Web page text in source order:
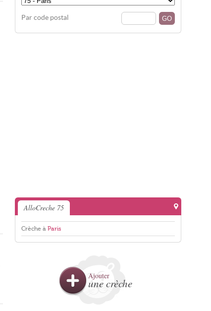
Par code postal
AlloCreche 75
Crèche à Paris
Ajouter
une crèche